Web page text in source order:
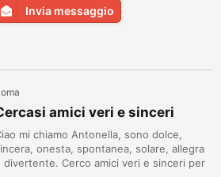
2024
Invia messaggio
amici veri e sinceri
mi chiamo Antonella, sono dolce,
onesta, spontanea, solare, allegra
divertente. Cerco amici veri e sinceri per